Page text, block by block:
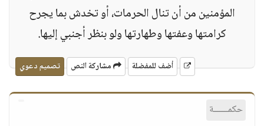
المؤمنين من أن تنال الحرمات، أو تخدش بما يجرح
كرامتها وعفتها وطهارتها ولو بنظر أجنبي إليها.
أضف للمفضلة مشاركة النص تصميم دعوي
حكمــــــة